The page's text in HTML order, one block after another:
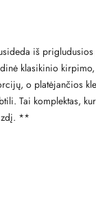
iš
klasikinio
o platėjančios
Tai komplektas,
**